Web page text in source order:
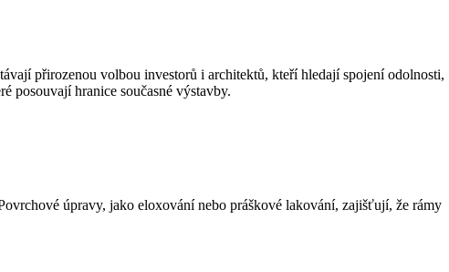
přirozenou volbou investorů i architektů, kteří hledají spojení odolnosti,
posouvají hranice současné výstavby.
úpravy, jako eloxování nebo práškové lakování, zajišťují, že rámy